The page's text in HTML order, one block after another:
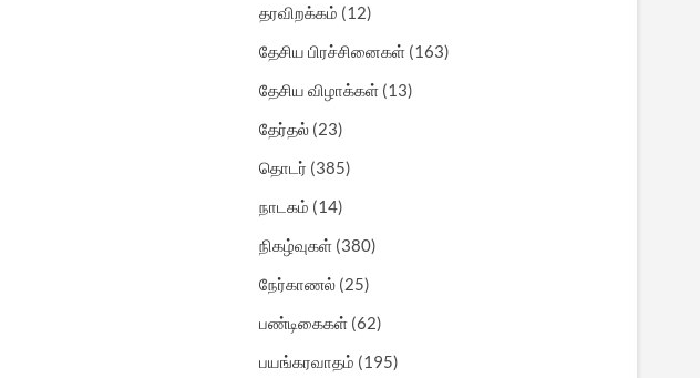
தரவிறக்கம் (12)
தேசிய பிரச்சினைகள் (163)
தேசிய விழாக்கள் (13)
தேர்தல் (23)
தொடர் (385)
நாடகம் (14)
நிகழ்வுகள் (380)
நேர்காணல் (25)
பண்டிகைகள் (62)
பயங்கரவாதம் (195)